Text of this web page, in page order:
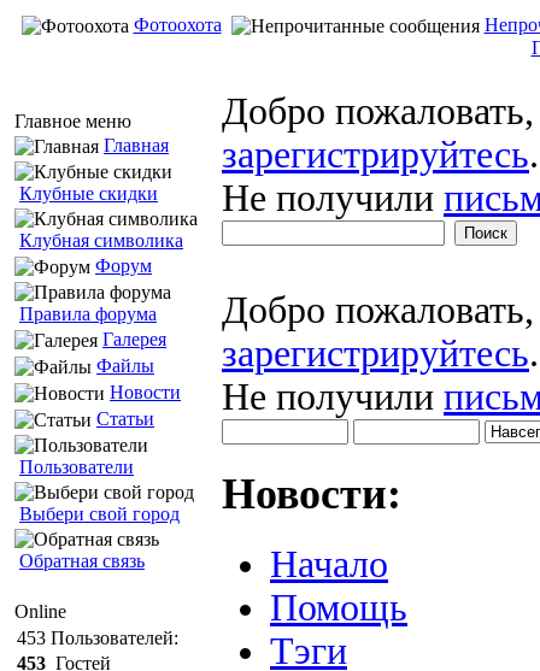
Фотоохота
Главное меню
Главная
Клубные скидки
Клубная символика
Форум
Правила форума
Галерея
Файлы
Новости
Статьи
Пользователи
Выбери свой город
Обратная связь
Online
453 Пользователей:
453 Гостей
Добро
зарегистрируйтесь.
Не получили
Добро
зарегистрируйтесь.
Не получили
Новости:
Начало
Помощь
Тэги